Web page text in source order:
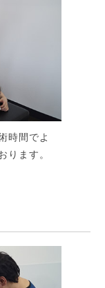
時間でよ
ります。